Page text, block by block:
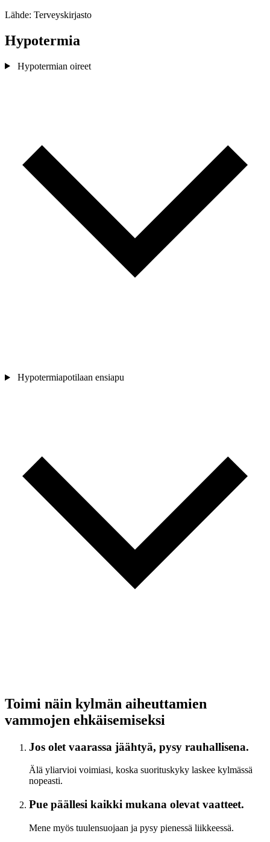
Lähde: Terveyskirjasto
Hypotermia
Hypotermian oireet
Hypotermiapotilaan ensiapu
Toimi näin kylmän aiheuttamien
vammojen ehkäisemiseksi
Jos olet vaarassa jäähtyä, pysy rauhallisena.
Älä yliarvioi voimiasi, koska suorituskyky laskee kylmässä
nopeasti.
Pue päällesi kaikki mukana olevat vaatteet.
Mene myös tuulensuojaan ja pysy pienessä liikkeessä.